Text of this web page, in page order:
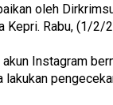
oleh
Kepri. Rabu, (1/2/
Instagram
lakukan